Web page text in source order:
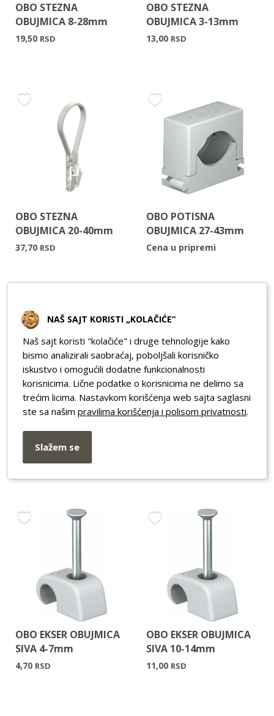
OBO STEZNA
OBUJMICA 8-28mm
19,50 RSD
OBO STEZNA
OBUJMICA 3-13mm
13,00 RSD
OBO STEZNA
OBUJMICA 20-40mm
37,70 RSD
OBO POTISNA
OBUJMICA 27-43mm
Cena u pripremi
OBO EKSER OBUJMICA
SIVA 4-7mm
4,70 RSD
OBO EKSER OBUJMICA
SIVA 10-14mm
11,00 RSD
NAŠ SAJT KORISTI „KOLAČIĆE“
Naš sajt koristi "kolačiće" i druge tehnologije kako
bismo analizirali saobraćaj, poboljšali korisničko
iskustvo i omogućili dodatne funkcionalnosti
korisnicima. Lične podatke o korisnicima ne delimo sa
trećim licima. Nastavkom korišćenja web sajta saglasni
ste sa našimpravilima korišćenja i polisom privatnosti.
Slažem se